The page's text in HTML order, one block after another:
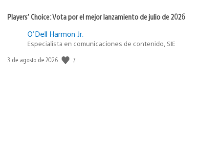
Players’ Choice: Vota por el mejor lanzamiento de julio de 2026
O'Dell Harmon Jr.
Especialista en comunicaciones de contenido, SIE
Fecha
3 de agosto de 2026 7